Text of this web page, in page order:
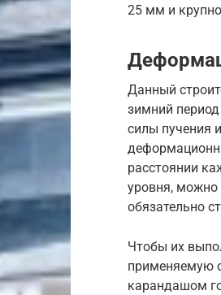
25 мм и
Данный
зимний
силы пучения
расстоянии
уровня,
обязательно
Чтобы их
применяемую
карандашом